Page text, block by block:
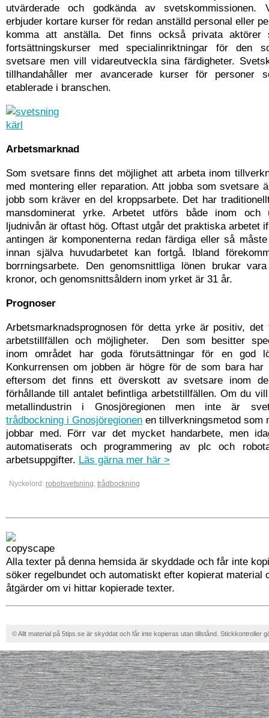
utvärderade och godkända av svetskommissionen.
erbjuder kortare kurser för redan anställd personal eller
komma att anställa. Det finns också privata aktörer
fortsättningskurser med specialinriktningar för den
svetsare men vill vidareutveckla sina färdigheter.
tillhandahåller mer avancerade kurser för personer
etablerade i branschen.
Arbetsmarknad
Som svetsare finns det möjlighet att arbeta inom
med montering eller reparation. Att jobba som svetsare
jobb som kräver en del kroppsarbete. Det har
mansdominerat yrke. Arbetet utförs både inom och
ljudnivån är oftast hög. Oftast utgår det praktiska arbetet
antingen är komponenterna redan färdiga eller så
innan själva huvudarbetet kan fortgå. Ibland
borrningsarbete. Den genomsnittliga lönen brukar
kronor, och genomsnittsåldern inom yrket är 31 år.
Prognoser
Arbetsmarknadsprognosen för detta yrke är positiv,
arbetstillfällen och möjligheter. Den som besitter
inom området har goda förutsättningar för en god
Konkurrensen om jobben är högre för de som bara har
eftersom det finns ett överskott av svetsare inom
förhållande till antalet befintliga arbetstillfällen. Om du
metallindustrin i Gnosjöregionen men inte är
trådbockning i Gnosjöregionen en tillverkningsmetod som
jobbar med. Förr var det mycket handarbete, men
automatiserats och programmering av plc och
arbetsuppgifter. Läs gärna mer här >
Nyckelord: robotsvetsning, trådbockning
Alla texter på denna hemsida är skyddade och får inte
söker regelbundet och automatiskt efter kopierat material
åtgärder om vi hittar kopierade texter.
© Allt material på 5tips.se är skyddat och får inte kopieras utan tillstånd. Stickkontroller